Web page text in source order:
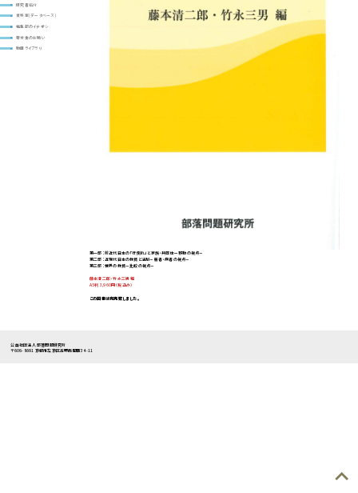
研究者紹介
資料室(データベース)
編集部のイチオシ
寄付金のお願い
動画ライブラリ
第一部：前近代日本の「行倒れ」と家族・共同体ー移動の視点－
第二部：近現代日本の救貧と法制－弱者・病者の視点－
第三部：世界の救貧－比較の視点－
藤本清二郎・竹永三男 編
A5判 3,960円（税込み）
この図書は完売致しました。
公益社団法人 部落問題研究所
〒606-8691 京都市左京区高野西開町34-11